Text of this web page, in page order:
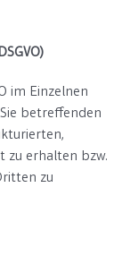
im Einzelnen
betreffenden
zu erhalten bzw.
zu